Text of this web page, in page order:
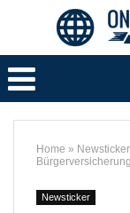
Home » Newsticker
Bürgerversicherung
Newsticker